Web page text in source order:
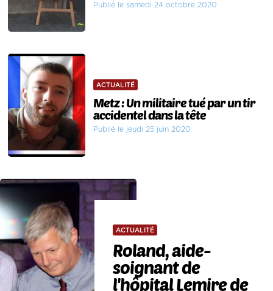
Publié le samedi 24 octobre 2020
ACTUALITÉ
Metz : Un militaire tué par un tir
accidentel dans la tête
Publié le jeudi 25 juin 2020
ACTUALITÉ
Roland, aide-
soignant de
l'hôpital Lemire de